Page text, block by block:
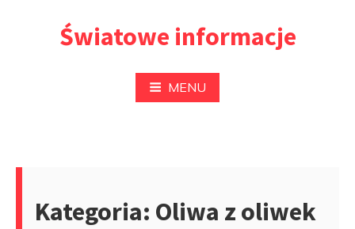
Światowe informacje
MENU
Kategoria: Oliwa z oliwek